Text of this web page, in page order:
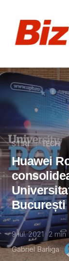
STIRI TECH
Huawei
București
9 iul. 2021 2 min
Gabriel Barliga